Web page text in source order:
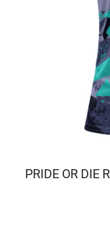
PRIDE OR DIE